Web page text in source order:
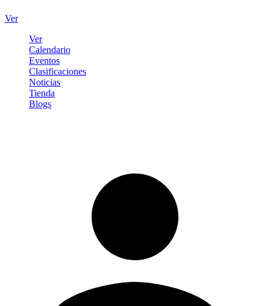
Ver
Ver
Calendario
Eventos
Clasificaciones
Noticias
Tienda
Blogs